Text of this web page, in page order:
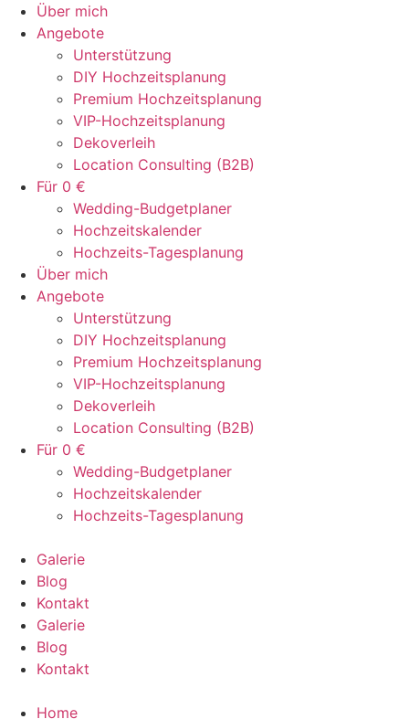
Zum
Inhalt
springen
Über mich
Angebote
Unterstützung
DIY Hochzeitsplanung
Premium Hochzeitsplanung
VIP-Hochzeitsplanung
Dekoverleih
Location Consulting (B2B)
Für 0 €
Wedding-Budgetplaner
Hochzeitskalender
Hochzeits-Tagesplanung
Über mich
Angebote
Unterstützung
DIY Hochzeitsplanung
Premium Hochzeitsplanung
VIP-Hochzeitsplanung
Dekoverleih
Location Consulting (B2B)
Für 0 €
Wedding-Budgetplaner
Hochzeitskalender
Hochzeits-Tagesplanung
Galerie
Blog
Kontakt
Galerie
Blog
Kontakt
Home